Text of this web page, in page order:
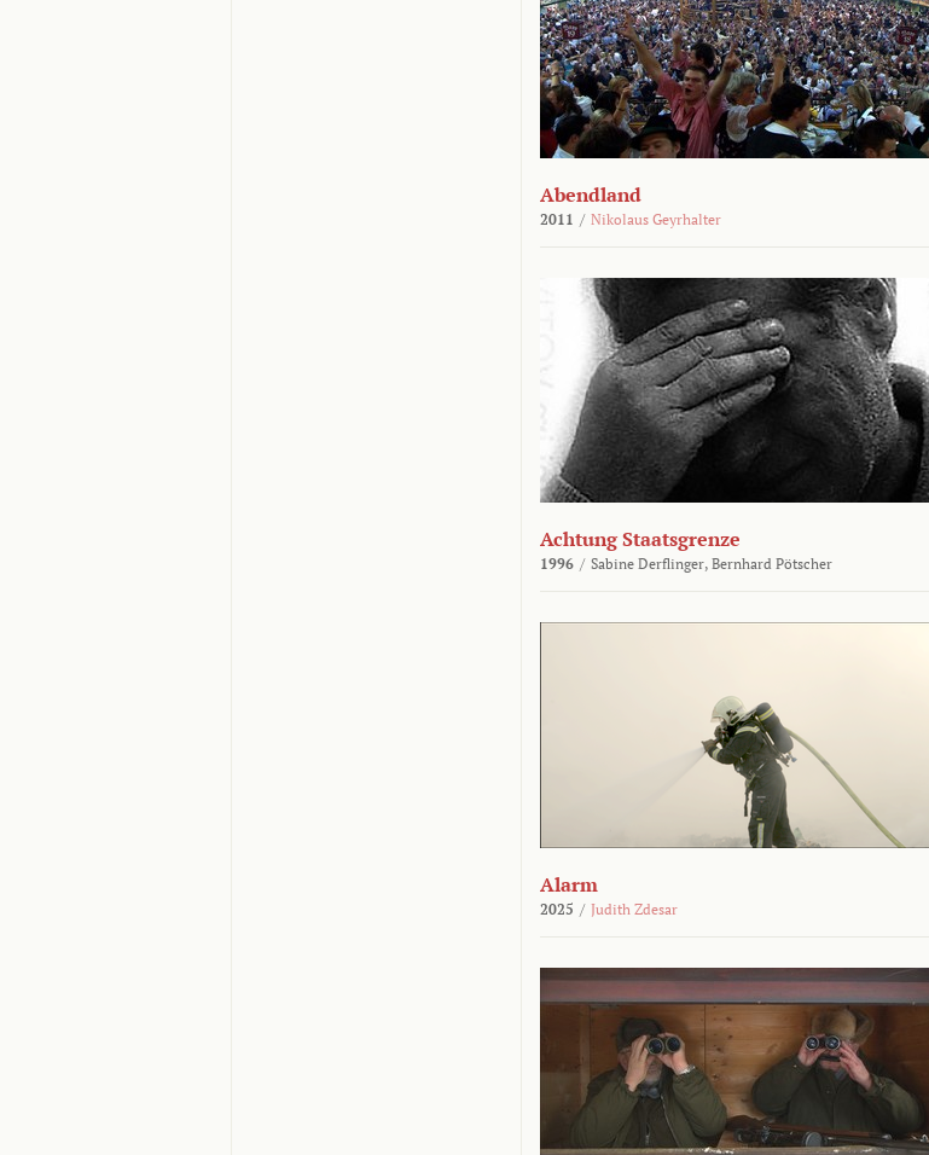
Abendland
2011 / Nikolaus Geyrhalter
Achtung Staatsgrenze
1996 / Sabine Derflinger, Bernhard Pötscher
Alarm
2025 / Judith Zdesar